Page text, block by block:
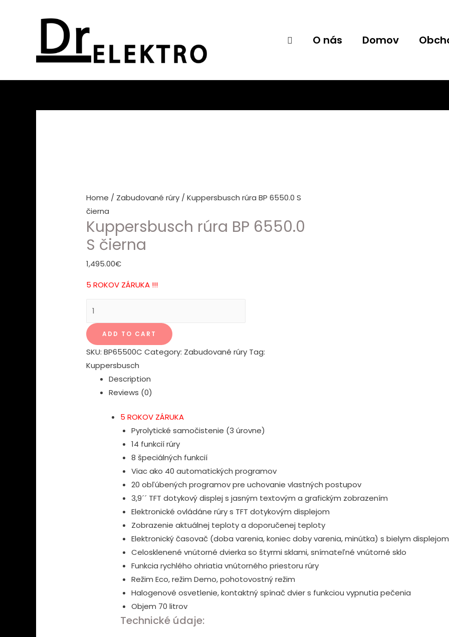
HľadaťO nás Domov
Home / Zabudované rúry / Kuppersbusch rúra BP 6550.0 S
čierna
Kuppersbusch rúra BP 6550.0
S čierna
1,495.00€
5 ROKOV ZÁRUKA !!!
BP
6550.0
čierna
ADD TO CART
SKU:BP65500C Category: Zabudované rúry Tag:
Kuppersbusch
Description
Reviews (0)
5 ROKOV ZÁRUKA
Pyrolytické samočistenie (3 úrovne)
14 funkcií rúry
8 špeciálných funkcií
Viac ako 40 automatických programov
20 obľúbených programov pre uchovanie vlastných postupov
3,9´´ TFT dotykový displej s jasným textovým a grafickým zobrazením
Elektronické ovládáne rúry s TFT dotykovým displejom
Zobrazenie aktuálnej teploty a doporučenej teploty
Elektronický časovač (doba varenia, koniec doby varenia, minútka) s bielym displejom
Celosklenené vnútorné dvierka so štyrmi sklami, snímateľné vnútorné sklo
Funkcia rychlého ohriatia vnútorného priestoru rúry
Režim Eco, režim Demo, pohotovostný režim
Halogenové osvetlenie, kontaktný spínač dvier s funkciou vypnutia pečenia
Objem 70 litrov
Technické údaje: